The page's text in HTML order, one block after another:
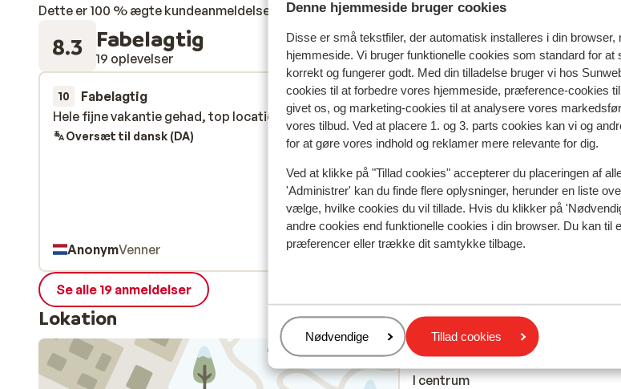
Denne hjemmeside bruger cookies
Disse er små tekstfiler, der automatisk installeres i din browser,
hjemmeside. Vi bruger funktionelle cookies som standard for
korrekt og fungerer godt. Med din tilladelse bruger vi hos
cookies til at forbedre vores hjemmeside, præference-cookies
givet os, og marketing-cookies til at analysere vores
vores tilbud. Ved at placere 1. og 3. parts cookies kan vi og
for at gøre vores indhold og reklamer mere relevante for dig.
Ved at klikke på "Tillad cookies" accepterer du placeringen af
'Administrer' kan du finde flere oplysninger, herunder en liste
vælge, hvilke cookies du vil tillade. Hvis du klikker på
andre cookies end funktionelle cookies i din browser. Du kan til
præferencer eller trække dit samtykke tilbage.
Administrer
Nødvendige Tillad cookies
Dette er 100 % ægte kundeanmeldelser, der ærligt afspejler deres oplevelser med vores produkt.
8.3 Fabelagtig
19 oplevelser
10 Fabelagtig
18. mar. 2026
Hele fijne vakantie gehad, top locatie, top verblijf
Hele fijne vakantie gehad, top locatie, top verblijf
Oversæt til dansk (DA)
AnonymVenner
9.1 Fabelagtig
Tegenover bernkogelbahn, mais
erachter. In centrum dus perfecte
Bijzonder hotel, net anders dan
inrichting etc. Lekker zwembad,
Geweldig leuke eigenaar/
kamers prima, service meer dan
gehorig
Tegenover bernkogelbahn, mais
erachter. In centrum dus perfecte
Bijzonder hotel, net anders dan
inrichting etc. Lekker zwembad,
Geweldig leuke eigenaar/
kame...mere
Oversæt til dansk (DA)
JoyceVenner
Se alle 19 anmeldelser
Lokation
I området
I centrum